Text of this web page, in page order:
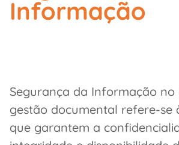
Informação
Segurança da Informação
gestão documental refere-se
que garantem a